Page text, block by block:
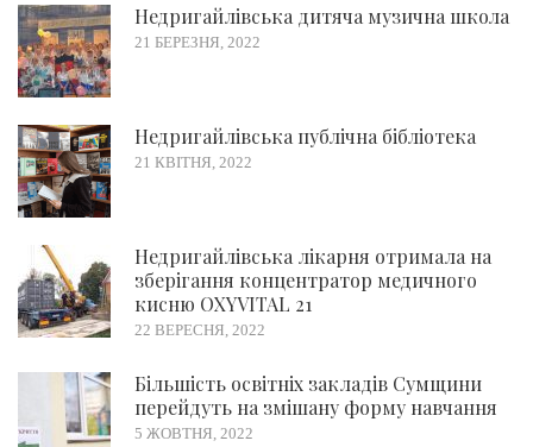
Недригайлівська дитяча музична школа
21 БЕРЕЗНЯ, 2022
Недригайлівська публічна бібліотека
21 КВІТНЯ, 2022
Недригайлівська лікарня отримала на
зберігання концентратор медичного
кисню OXYVITAL 21
22 ВЕРЕСНЯ, 2022
Більшість освітніх закладів Сумщини
перейдуть на змішану форму навчання
5 ЖОВТНЯ, 2022